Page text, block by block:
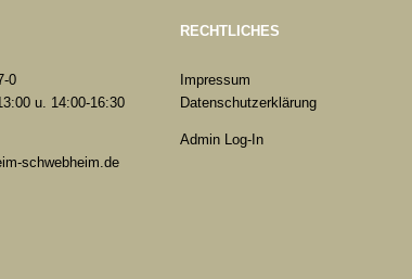
0
u. 14:00-16:30
schwebheim.de
RECHTLICHES
Impressum
Datenschutzerklärung
Admin Log-In